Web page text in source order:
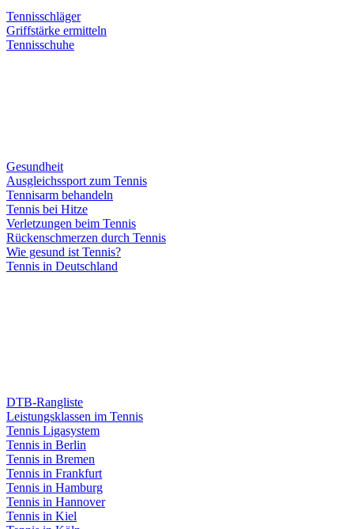
Tennisschläger
Griffstärke ermitteln
Tennisschuhe
Gesundheit
Ausgleichssport zum Tennis
Tennisarm behandeln
Tennis bei Hitze
Verletzungen beim Tennis
Rückenschmerzen durch Tennis
Wie gesund ist Tennis?
Tennis in Deutschland
DTB-Rangliste
Leistungsklassen im Tennis
Tennis Ligasystem
Tennis in Berlin
Tennis in Bremen
Tennis in Frankfurt
Tennis in Hamburg
Tennis in Hannover
Tennis in Kiel